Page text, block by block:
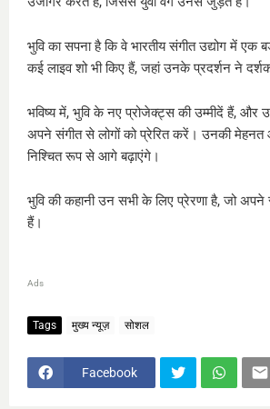
भुवि का सपना है कि वे भारतीय संगीत उद्योग में एक
कई लाइव शो भी किए हैं, जहां उनके प्रदर्शन ने
भविष्य में, भुवि के नए प्रोजेक्ट्स की उम्मीदें हैं, और
अपने संगीत से लोगों को प्रेरित करें। उनकी मेहनत
निश्चित रूप से आगे बढ़ाएंगे।
भुवि की कहानी उन सभी के लिए प्रेरणा है, जो अपने
हैं।
Ads
Tags मुख्य न्यूज़ सोशल
Facebook